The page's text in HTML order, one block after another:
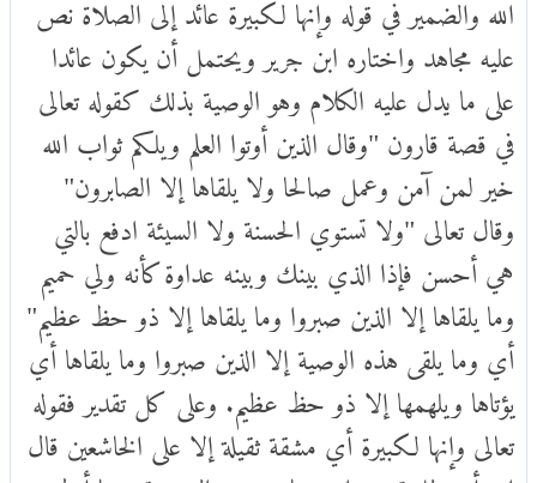
عليه مجاهد واختاره ابن جرير ويحتمل أن يكون عائدا
على ما يدل عليه الكلام وهو الوصية بذلك كقوله تعالى
في قصة قارون "وقال الذين أوتوا العلم ويلكم ثواب الله
خير لمن آمن وعمل صالحا ولا يلقاها إلا الصابرون"
وقال تعالى "ولا تستوي الحسنة ولا السيئة ادفع بالتي
هي أحسن فإذا الذي بينك وبينه عداوة كأنه ولي حميم
وما يلقاها إلا الذين صبروا وما يلقاها إلا ذو حظ عظيم"
أي وما يلقى هذه الوصية إلا الذين صبروا وما يلقاها أي
يؤتاها ويلهمها إلا ذو حظ عظيم. وعلى كل تقدير فقوله
تعالى وإنها لكبيرة أي مشقة ثقيلة إلا على الخاشعين قال